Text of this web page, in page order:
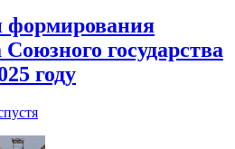
формирования
государства
году